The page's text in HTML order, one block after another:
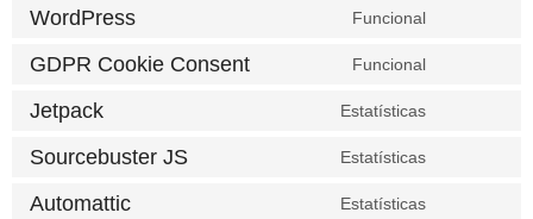
WordPress Funcional
GDPR Cookie Consent Funcional
Jetpack Estatísticas
Sourcebuster JS Estatísticas
Automattic Estatísticas